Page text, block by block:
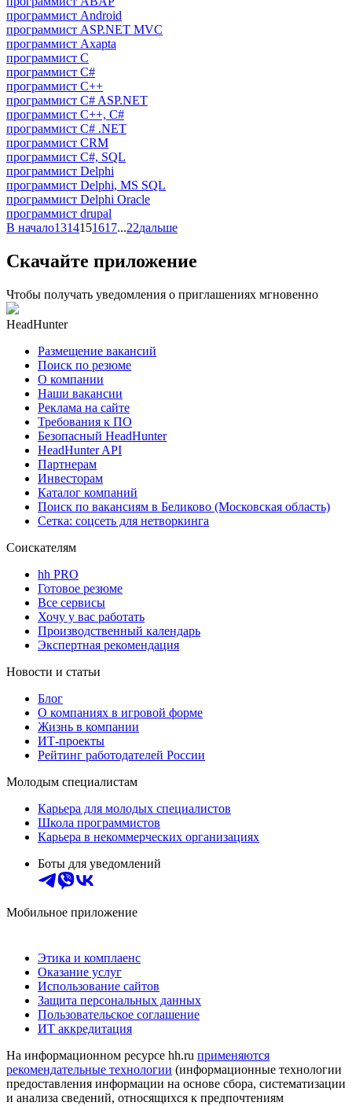
программист Android
программист ASP.NET MVC
программист Axapta
программист C
программист C#
программист C++
программист C# ASP.NET
программист C++, C#
программист C# .NET
программист CRM
программист C#, SQL
программист Delphi
программист Delphi, MS SQL
программист Delphi Oracle
программист drupal
В начало1314151617...22дальше
Скачайте приложение
Чтобы получать уведомления о приглашениях мгновенно
HeadHunter
Размещение вакансий
Поиск по резюме
О компании
Наши вакансии
Реклама на сайте
Требования к ПО
Безопасный HeadHunter
HeadHunter API
Партнерам
Инвесторам
Каталог компаний
Поиск по вакансиям в Беликово (Московская область)
Сетка: соцсеть для нетворкинга
Соискателям
hh PRO
Готовое резюме
Все сервисы
Хочу у вас работать
Производственный календарь
Экспертная рекомендация
Новости и статьи
Блог
О компаниях в игровой форме
Жизнь в компании
ИТ-проекты
Рейтинг работодателей России
Молодым специалистам
Карьера для молодых специалистов
Школа программистов
Карьера в некоммерческих организациях
Боты для уведомлений
Мобильное приложение
Этика и комплаенс
Оказание услуг
Использование сайтов
Защита персональных данных
Пользовательское соглашение
ИТ аккредитация
На информационном ресурсе hh.ru применяются
рекомендательные технологии (информационные технологии
предоставления информации на основе сбора, систематизации
и анализа сведений, относящихся к предпочтениям